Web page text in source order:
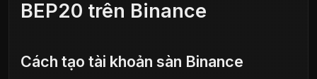
BEP20 trên Binance
Cách tạo tài khoản sàn Binance